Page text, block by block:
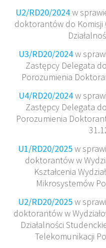
U2/RD20/2024w
doktorantów do Komisji
U3/RD20/2024w
Zastępcy Delegata
Porozumienia
U4/RD20/2024w
Zastępcy Delegata
Porozumienia
U1/RD20/2025w
doktorantów w
Kształcenia
Mikrosystemów
U2/RD20/2025w
doktorantów w
Działalności
Telekomunikacji